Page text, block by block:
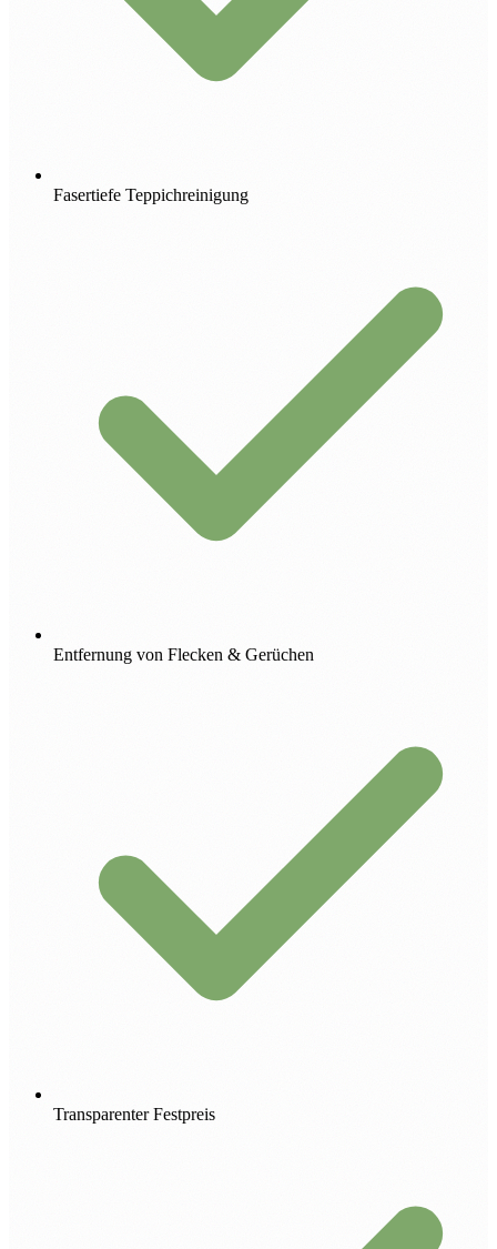
Fasertiefe Teppichreinigung
Entfernung von Flecken & Gerüchen
Transparenter Festpreis